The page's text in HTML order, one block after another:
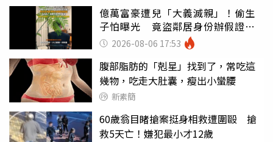
億萬富豪遭兒「大義滅親」！偷生
子怕曝光 竟盜鄰居身份辦假證落
戶 2026-08-06 17:53
腹部脂肪的「剋星」找到了，常吃這
幾物，吃走大肚囊，瘦出小蠻腰
新素簡
60歲翁目睹搶案挺身相救遭圍毆 搶
救5天亡！嫌犯最小才12歲